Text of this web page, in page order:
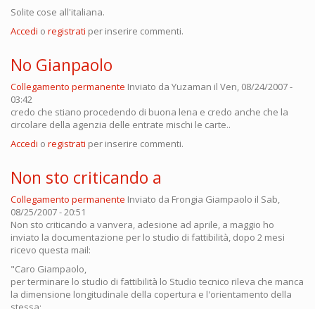
Solite cose all'italiana.
Accedi o registrati per inserire commenti.
No Gianpaolo
Collegamento permanente Inviato da Yuzaman il Ven, 08/24/2007 -
03:42
credo che stiano procedendo di buona lena e credo anche che la
circolare della agenzia delle entrate mischi le carte..
Accedi o registrati per inserire commenti.
Non sto criticando a
Collegamento permanente Inviato da Frongia Giampaolo il Sab,
08/25/2007 - 20:51
Non sto criticando a vanvera, adesione ad aprile, a maggio ho
inviato la documentazione per lo studio di fattibilità, dopo 2 mesi
ricevo questa mail:
"Caro Giampaolo,
per terminare lo studio di fattibilità lo Studio tecnico rileva che manca
la dimensione longitudinale della copertura e l'orientamento della